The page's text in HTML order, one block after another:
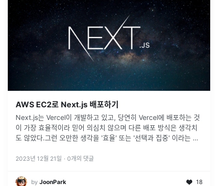
AWS EC2로 Next.js 배포하기
Next.js는 Vercel이 개발하고 있고, 당연히 Vercel에 배포하는 것
이 가장 효율적이라 믿어 의심치 않으며 다른 배포 방식은 생각치
도 않았다.그런 오만한 생각을 '효율' 또는 '선택과 집중' 이라는 키
2023년 12월 21일 · 0개의 댓글
by JoonPark 18